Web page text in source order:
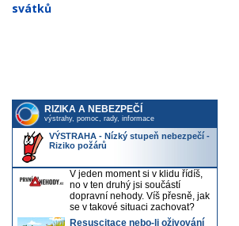
svátků